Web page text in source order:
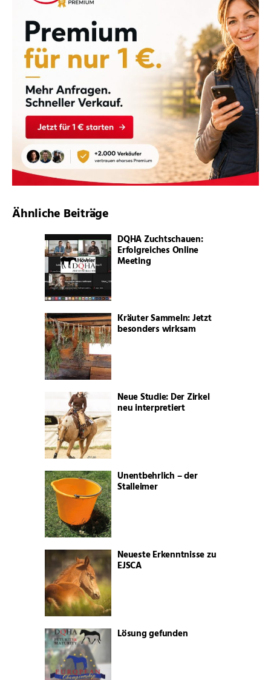
Ähnliche Beiträge
DQHA Zuchtschauen:
Erfolgreiches Online
Meeting
Kräuter Sammeln: Jetzt
besonders wirksam
Neue Studie: Der Zirkel
neu interpretiert
Unentbehrlich – der
Stalleimer
Neueste Erkenntnisse zu
EJSCA
Lösung gefunden